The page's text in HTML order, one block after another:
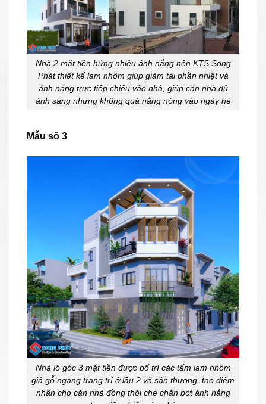
Nhà 2 mặt tiền hứng nhiều ánh nắng nên KTS Song
Phát thiết kế lam nhôm giúp giảm tải phần nhiệt và
ánh nắng trực tiếp chiếu vào nhà, giúp căn nhà đủ
ánh sáng nhưng không quá nắng nóng vào ngày hè
Mẫu số 3
Nhà lô góc 3 mặt tiền được bố trí các tấm lam nhôm
giả gỗ ngang trang trí ở lầu 2 và sân thượng, tạo điểm
nhấn cho căn nhà đồng thời che chắn bớt ánh nắng